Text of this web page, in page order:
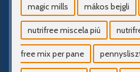
magic mills mákos bejgli
nutrifree miscela piú
free mix per pane